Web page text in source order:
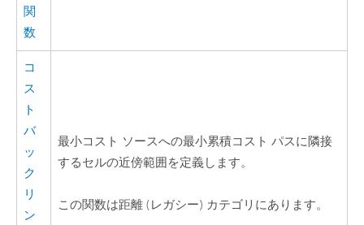
関
数
コ
ス
ト
バ
ッ
ク
リ
ン
最小コスト ソースへの最小累積コスト パスに隣接
するセルの近傍範囲を定義します。
この関数は距離 (レガシー) カテゴリにあります。